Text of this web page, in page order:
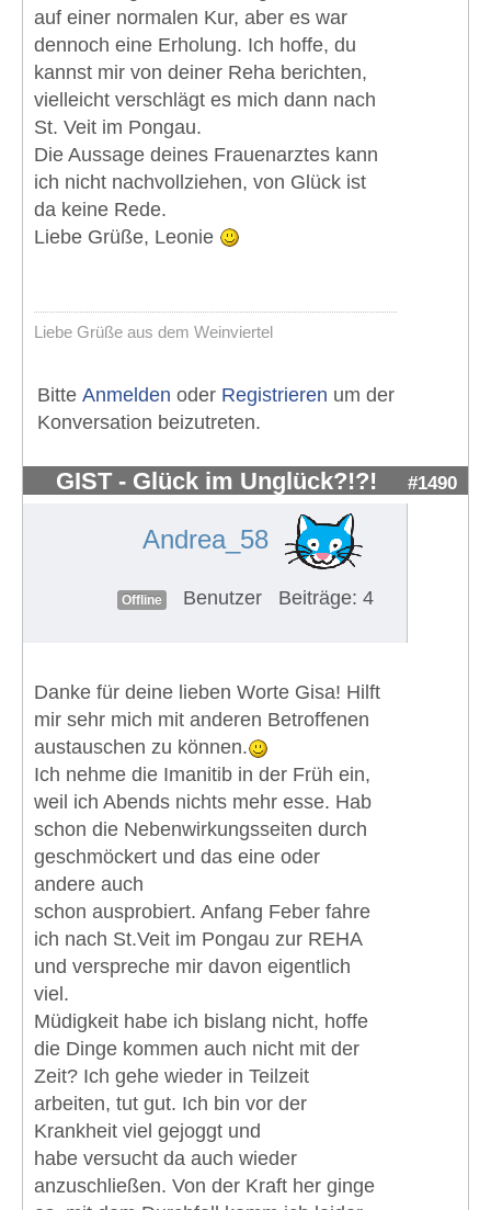
auf einer normalen Kur, aber es war
dennoch eine Erholung. Ich hoffe, du
kannst mir von deiner Reha berichten,
vielleicht verschlägt es mich dann nach
St. Veit im Pongau.
Die Aussage deines Frauenarztes kann
ich nicht nachvollziehen, von Glück ist
da keine Rede.
Liebe Grüße, Leonie
Liebe Grüße aus dem Weinviertel
Bitte Anmelden oder Registrieren um der
Konversation beizutreten.
GIST - Glück im Unglück?!?! #1490
Andrea_58
Offline Benutzer Beiträge: 4
Danke für deine lieben Worte Gisa! Hilft
mir sehr mich mit anderen Betroffenen
austauschen zu können.
Ich nehme die Imanitib in der Früh ein,
weil ich Abends nichts mehr esse. Hab
schon die Nebenwirkungsseiten durch
geschmöckert und das eine oder
andere auch
schon ausprobiert. Anfang Feber fahre
ich nach St.Veit im Pongau zur REHA
und verspreche mir davon eigentlich
viel.
Müdigkeit habe ich bislang nicht, hoffe
die Dinge kommen auch nicht mit der
Zeit? Ich gehe wieder in Teilzeit
arbeiten, tut gut. Ich bin vor der
Krankheit viel gejoggt und
habe versucht da auch wieder
anzuschließen. Von der Kraft her ginge